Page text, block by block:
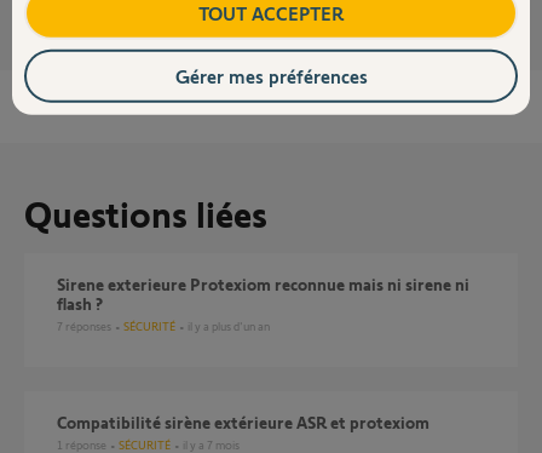
Questions liées
Sirene exterieure Protexiom reconnue mais ni sirene ni
flash ?
7 réponses SÉCURITÉ il y a plus d'un an
Compatibilité sirène extérieure ASR et protexiom
1 réponse SÉCURITÉ il y a 7 mois
TOUT ACCEPTER
Gérer mes préférences